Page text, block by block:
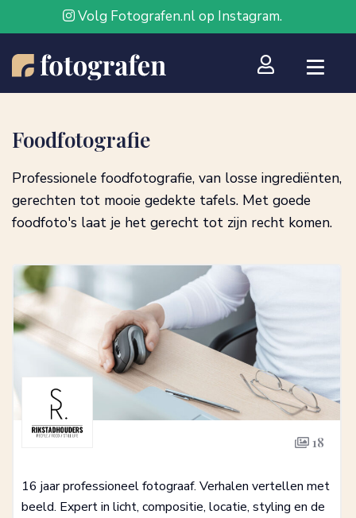
Volg Fotografen.nl op Instagram.
Foodfotografie
Professionele foodfotografie, van losse ingrediënten,
gerechten tot mooie gedekte tafels. Met goede
foodfoto's laat je het gerecht tot zijn recht komen.
18
16 jaar professioneel fotograaf. Verhalen vertellen met
beeld. Expert in licht, compositie, locatie, styling en de